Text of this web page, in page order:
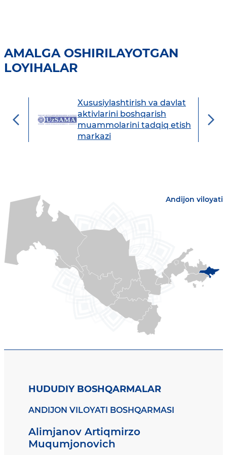
AMALGA OSHIRILAYOTGAN
LOYIHALAR
Xususiylashtirish va davlat
aktivlarini boshqarish
muammolarini tadqiq etish
markazi
Andijon viloyati
HUDUDIY BOSHQARMALAR
ANDIJON VILOYATI BOSHQARMASI
Alimjanov Artiqmirzo
Muqumjonovich